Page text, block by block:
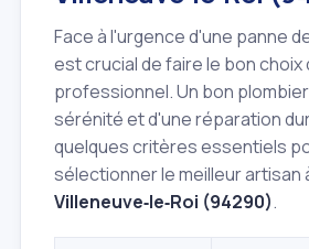
Face à l'urgence d'une panne
est crucial de faire le bon choix
professionnel. Un bon
sérénité et d'une réparation
quelques critères essentiels
sélectionner le meilleur artisan
Villeneuve‑le‑Roi (94290).